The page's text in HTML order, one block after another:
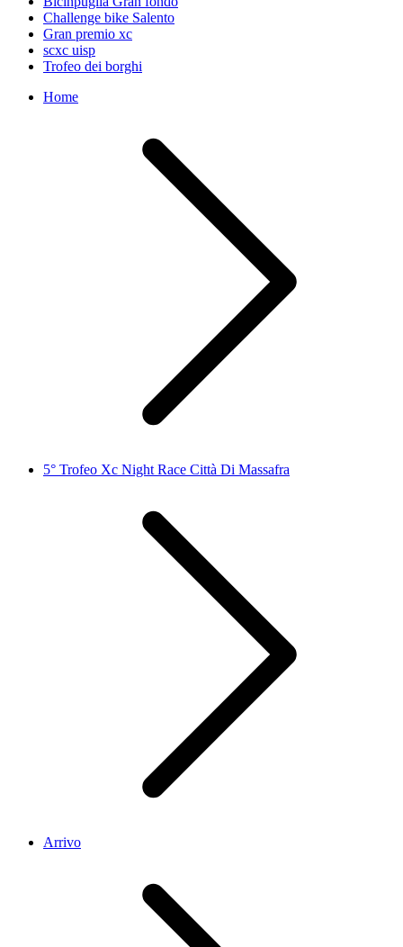
Challenge bike Salento
Gran premio xc
scxc uisp
Trofeo dei borghi
Home
5° Trofeo Xc Night Race Città Di Massafra
Arrivo